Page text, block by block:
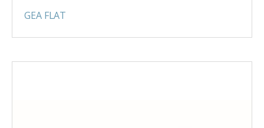
GEA FLAT